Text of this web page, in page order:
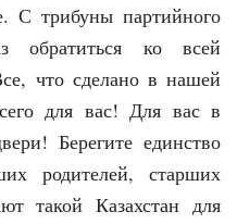
С трибуны партийного
ко всей
что сделано в нашей
для вас! Для вас в
Берегите единство
родителей, старших
такой Казахстан для